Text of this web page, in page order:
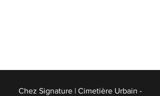
Chez Signature | Cimetière Urbain -